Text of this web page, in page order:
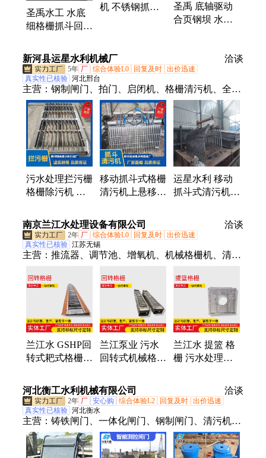
圣禹水工 水底
细格栅抓斗回转
货
机 不锈钢抓斗
圣禹 底轴驱动
合页钢坝 水库
新河县运星水利机械厂
洽谈
5年 厂 综合体验L0 回复及时 出价迅速
真实性已核验 河北邢台
主营： 钢制闸门、拍门、启闭机、格栅清污机、全自
动液压挡水板、旋转堰门、铸铁闸门、钢坝、挡水
板、闸门
污水处理拦污栅
格栅除污机 悬
污机 运星水利
移动抓斗式格栅
清污机上悬移动
钢除污机
运星水利 移动
抓斗式清污机
南京兰江水处理设备有限公司 洽谈
2年 厂 综合体验L0 回复及时 出价迅速
真实性已核验 江苏无锡
主营： 推流器、调节池、增氧机、机械格栅机、清洗
进器、搅拌器、废水处理、预制泵站、搅拌设备、刮
吸泥机、浓缩排泥机、潜水轴流泵、污泥回流泵、离
心曝气机、喷泉曝气机、行车吸泥机、周边吸泥机、
废水稠厚器、皮带输送机、太阳能喷泉、射流曝气机
兰江水 GSHP回
转式耙式格栅机
机 齿耙式 机械
格栅
兰江泵业 污水
回转式机械格栅
机 牵引式清污
机
兰江水 提篮 格
栅 污水处理设
污机 移动抓斗
式清污机
河北衡工水利机械有限公司 洽谈
2年 厂 安心购 综合体验L2 回复及时 出价迅速
真实性已核验 河北衡水
主营： 铸铁闸门、一体化闸门、钢制闸门、清污机、
钢坝闸门、测控一体化闸门